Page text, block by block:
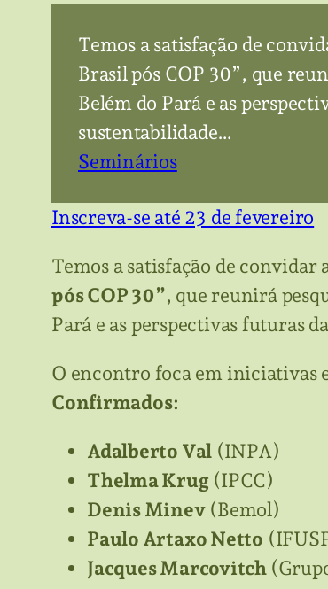
Temos a satisfação de
Brasil pós COP 30”, que
Belém do Pará e as
sustentabilidade…
Seminários
Inscreva-se até 23 de fevereiro
Temos a satisfação de convidar
pós COP 30”, que reunirá
Pará e as perspectivas futuras
O encontro foca em iniciativas
Confirmados:
Adalberto Val (INPA)
Thelma Krug (IPCC)
Denis Minev(Bemol)
Paulo Artaxo Netto
Jacques Marcovitch